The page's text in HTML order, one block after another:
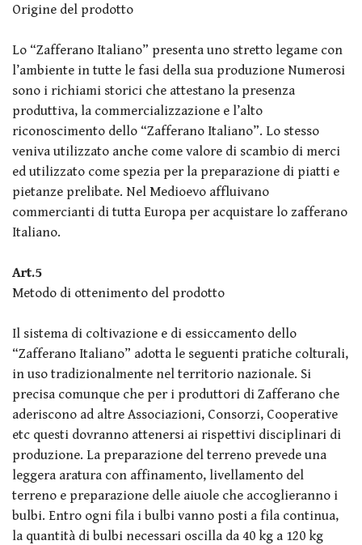
Origine del prodotto
Lo “Zafferano Italiano” presenta uno stretto legame con
l’ambiente in tutte le fasi della sua produzione Numerosi
sono i richiami storici che attestano la presenza
produttiva, la commercializzazione e l’alto
riconoscimento dello “Zafferano Italiano”. Lo stesso
veniva utilizzato anche come valore di scambio di merci
ed utilizzato come spezia per la preparazione di piatti e
pietanze prelibate. Nel Medioevo affluivano
commercianti di tutta Europa per acquistare lo zafferano
Italiano.
Art.5
Metodo di ottenimento del prodotto
Il sistema di coltivazione e di essiccamento dello
“Zafferano Italiano” adotta le seguenti pratiche colturali,
in uso tradizionalmente nel territorio nazionale. Si
precisa comunque che per i produttori di Zafferano che
aderiscono ad altre Associazioni, Consorzi, Cooperative
etc questi dovranno attenersi ai rispettivi disciplinari di
produzione. La preparazione del terreno prevede una
leggera aratura con affinamento, livellamento del
terreno e preparazione delle aiuole che accoglieranno i
bulbi. Entro ogni fila i bulbi vanno posti a fila continua,
la quantità di bulbi necessari oscilla da 40 kg a 120 kg